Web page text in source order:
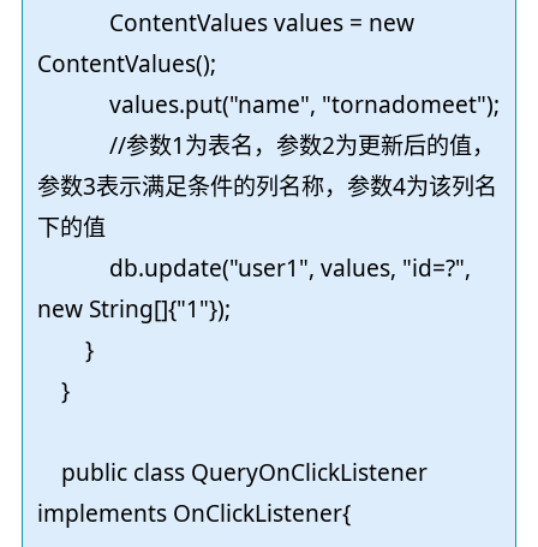
ContentValues values = new
ContentValues();
values.put("name", "tornadomeet");
//参数1为表名，参数2为更新后的值，
参数3表示满足条件的列名称，参数4为该列名
下的值
db.update("user1", values, "id=?",
new String[]{"1"});
}
}
public class QueryOnClickListener
implements OnClickListener{